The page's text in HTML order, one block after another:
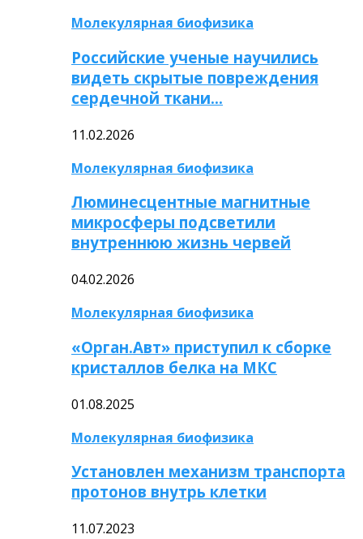
Молекулярная биофизика
Российские ученые научились
видеть скрытые повреждения
сердечной ткани…
11.02.2026
Молекулярная биофизика
Люминесцентные магнитные
микросферы подсветили
внутреннюю жизнь червей
04.02.2026
Молекулярная биофизика
«Орган.Авт» приступил к сборке
кристаллов белка на МКС
01.08.2025
Молекулярная биофизика
Установлен механизм транспорта
протонов внутрь клетки
11.07.2023